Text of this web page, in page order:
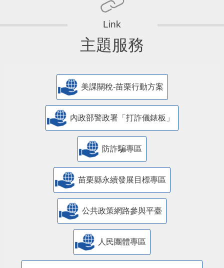
主題服務
美課關稅-苗栗行動方案
內政部警政署「打詐儀錶板」
防詐騙專區
苗栗縣永續發展目標專區
公共政策網路參與平臺
人民團體專區